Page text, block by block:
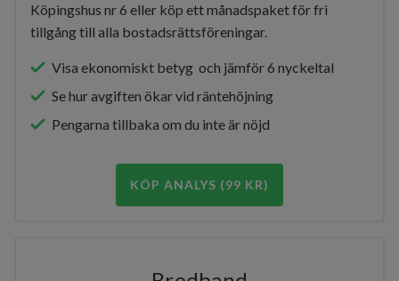
Köpingshus nr 6 eller köp ett månadspaket för fri
tillgång till alla bostadsrättsföreningar.
Visa ekonomiskt betyg och jämför 6 nyckeltal
Se hur avgiften ökar vid räntehöjning
Pengarna tillbaka om du inte är nöjd
KÖP ANALYS (99 KR)